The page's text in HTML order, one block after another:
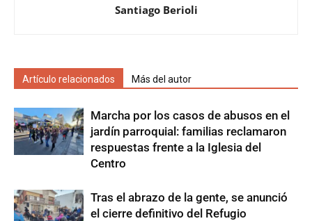
Santiago Berioli
Artículo relacionados Más del autor
Marcha por los casos de abusos en el
jardín parroquial: familias reclamaron
respuestas frente a la Iglesia del
Centro
Tras el abrazo de la gente, se anunció
el cierre definitivo del Refugio